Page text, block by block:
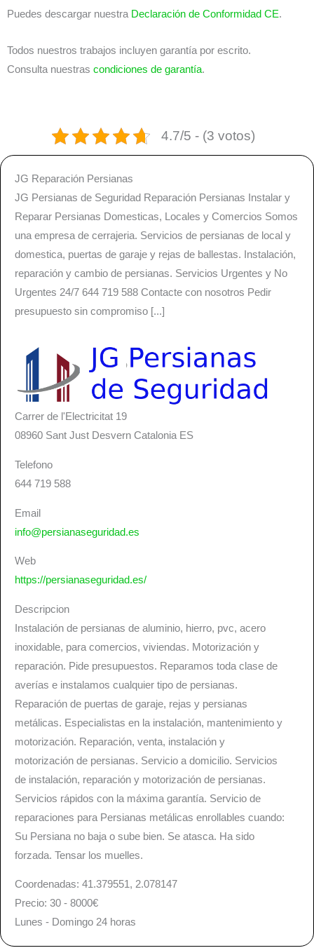
Puedes descargar nuestra Declaración de Conformidad CE.
Todos nuestros trabajos incluyen garantía por escrito.
Consulta nuestras condiciones de garantía.
4.7/5 - (3 votos)
JG Reparación Persianas
JG Persianas de Seguridad Reparación Persianas Instalar y
Reparar Persianas Domesticas, Locales y Comercios Somos
una empresa de cerrajeria. Servicios de persianas de local y
domestica, puertas de garaje y rejas de ballestas. Instalación,
reparación y cambio de persianas. Servicios Urgentes y No
Urgentes 24/7 644 719 588 Contacte con nosotros Pedir
presupuesto sin compromiso [...]
Carrer de l'Electricitat 19
08960 Sant Just Desvern Catalonia ES
Telefono
644 719 588
Email
info@persianaseguridad.es
Web
https://persianaseguridad.es/
Descripcion
Instalación de persianas de aluminio, hierro, pvc, acero
inoxidable, para comercios, viviendas. Motorización y
reparación. Pide presupuestos. Reparamos toda clase de
averías e instalamos cualquier tipo de persianas.
Reparación de puertas de garaje, rejas y persianas
metálicas. Especialistas en la instalación, mantenimiento y
motorización. Reparación, venta, instalación y
motorización de persianas. Servicio a domicilio. Servicios
de instalación, reparación y motorización de persianas.
Servicios rápidos con la máxima garantía. Servicio de
reparaciones para Persianas metálicas enrollables cuando:
Su Persiana no baja o sube bien. Se atasca. Ha sido
forzada. Tensar los muelles.
Coordenadas: 41.379551, 2.078147
Precio: 30 - 8000€
Lunes - Domingo 24 horas